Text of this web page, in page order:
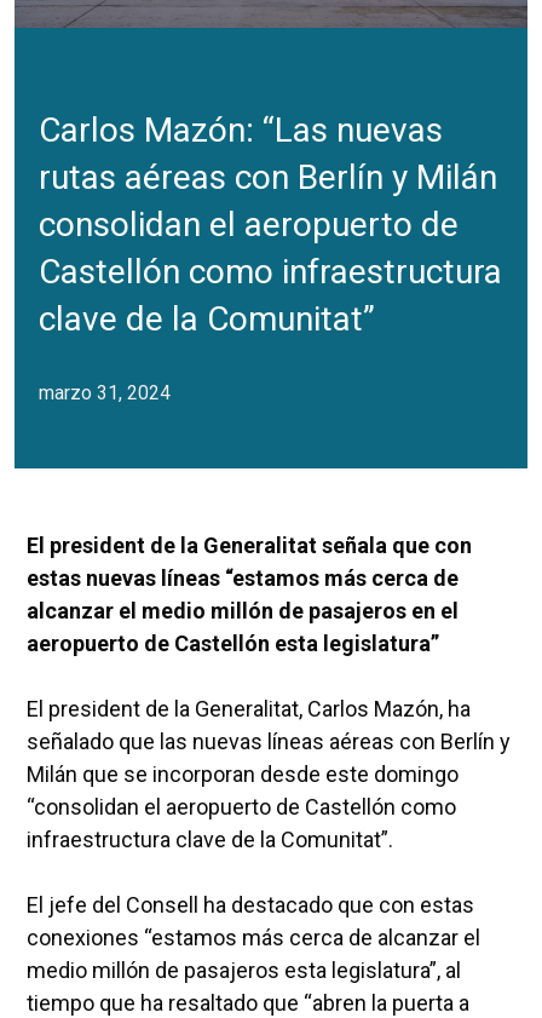
Carlos Mazón: “Las nuevas
rutas aéreas con Berlín y Milán
consolidan el aeropuerto de
Castellón como infraestructura
clave de la Comunitat”
marzo 31, 2024
El president de la Generalitat señala que con
estas nuevas líneas “estamos más cerca de
alcanzar el medio millón de pasajeros en el
aeropuerto de Castellón esta legislatura”
El president de la Generalitat, Carlos Mazón, ha
señalado que las nuevas líneas aéreas con Berlín y
Milán que se incorporan desde este domingo
“consolidan el aeropuerto de Castellón como
infraestructura clave de la Comunitat”.
El jefe del Consell ha destacado que con estas
conexiones “estamos más cerca de alcanzar el
medio millón de pasajeros esta legislatura”, al
tiempo que ha resaltado que “abren la puerta a